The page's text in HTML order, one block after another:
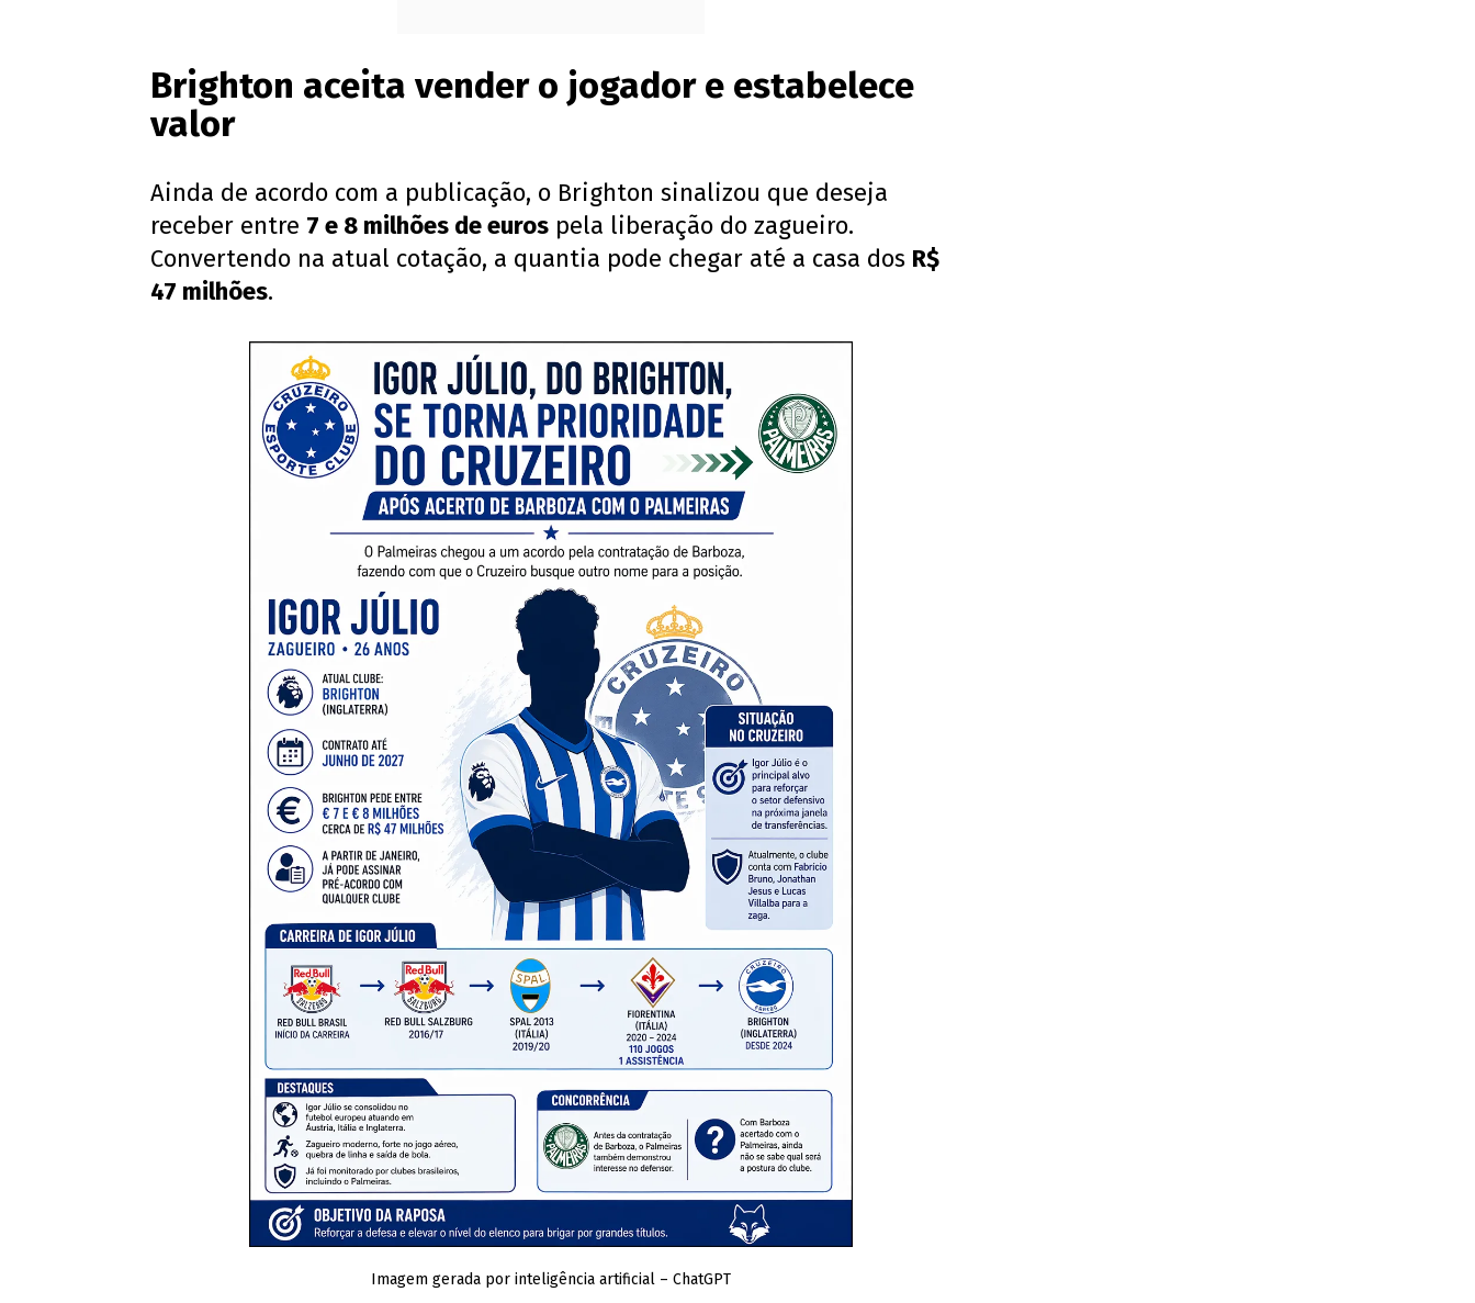
Brighton aceita vender o jogador e estabelece
valor
Ainda de acordo com a publicação, o Brighton sinalizou que deseja
receber entre 7 e 8 milhões de euros pela liberação do zagueiro.
Convertendo na atual cotação, a quantia pode chegar até a casa dos R$
47 milhões.
Imagem gerada por inteligência artificial – ChatGPT